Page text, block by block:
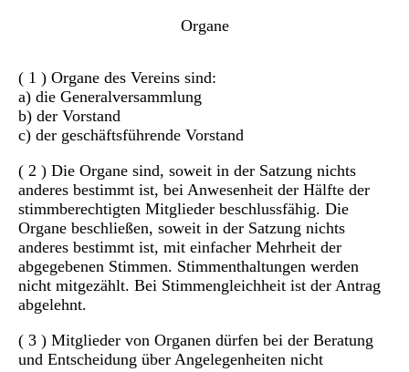
Organe
( 1 ) Organe des Vereins sind:
a) die Generalversammlung
b) der Vorstand
c) der geschäftsführende Vorstand
( 2 ) Die Organe sind, soweit in der Satzung nichts
anderes bestimmt ist, bei Anwesenheit der Hälfte der
stimmberechtigten Mitglieder beschlussfähig. Die
Organe beschließen, soweit in der Satzung nichts
anderes bestimmt ist, mit einfacher Mehrheit der
abgegebenen Stimmen. Stimmenthaltungen werden
nicht mitgezählt. Bei Stimmengleichheit ist der Antrag
abgelehnt.
( 3 ) Mitglieder von Organen dürfen bei der Beratung
und Entscheidung über Angelegenheiten nicht